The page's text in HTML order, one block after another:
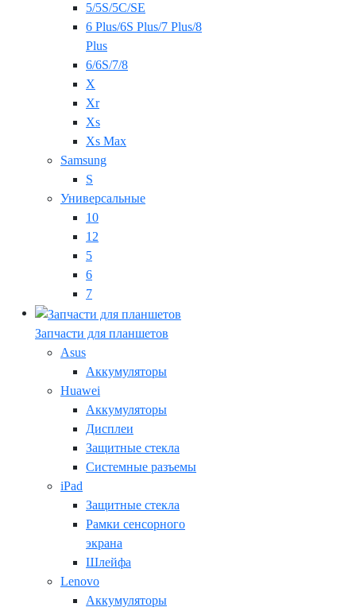
5/5S/5C/SE
6 Plus/6S Plus/7 Plus/8
Plus
6/6S/7/8
X
Xr
Xs
Xs Max
Samsung
S
Универсальные
10
12
5
6
7
Запчасти для планшетов
Asus
Аккумуляторы
Huawei
Аккумуляторы
Дисплеи
Защитные стекла
Системные разъемы
iPad
Защитные стекла
Рамки сенсорного
экрана
Шлейфа
Lenovo
Аккумуляторы